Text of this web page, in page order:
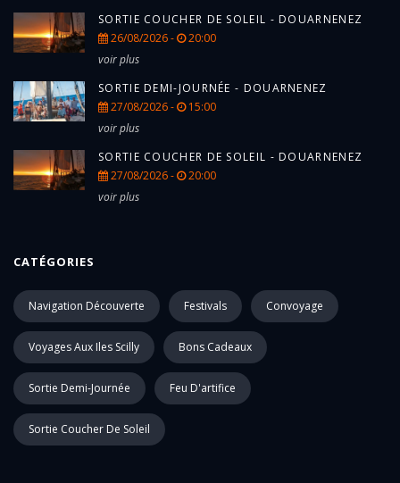
SORTIE COUCHER DE SOLEIL - DOUARNENEZ
26/08/2026 -
20:00
voir plus
SORTIE DEMI-JOURNÉE - DOUARNENEZ
27/08/2026 -
15:00
voir plus
SORTIE COUCHER DE SOLEIL - DOUARNENEZ
27/08/2026 -
20:00
voir plus
CATÉGORIES
Navigation Découverte Festivals Convoyage
Voyages Aux Iles Scilly Bons Cadeaux
Sortie Demi-Journée Feu D'artifice
Sortie Coucher De Soleil